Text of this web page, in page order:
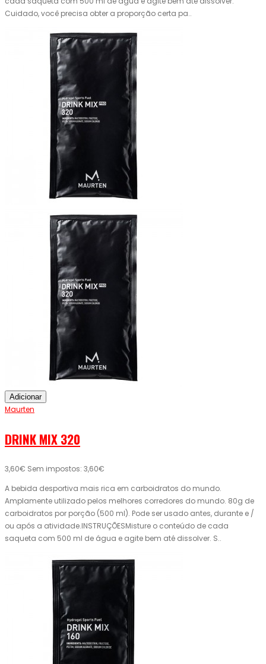
Cuidado, você precisa obter a proporção certa pa..
Adicionar
Maurten
DRINK MIX 320
3,60€ Sem impostos: 3,60€
A bebida desportiva mais rica em carboidratos do mundo.
Amplamente utilizado pelos melhores corredores do mundo. 80g de
carboidratos por porção (500 ml). Pode ser usado antes, durante e /
ou após a atividade.INSTRUÇÕESMisture o conteúdo de cada
saqueta com 500 ml de água e agite bem até dissolver. S..